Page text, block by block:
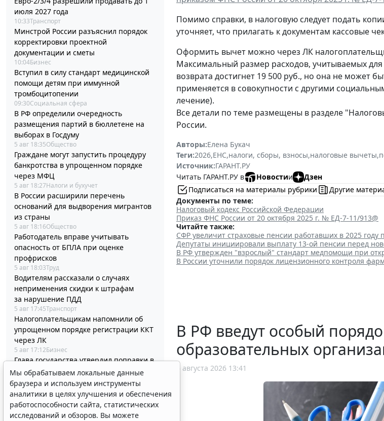
июля 2027 года
10:33Транспорт
Минстрой России разъяснил порядок
корректировки проектной
документации и сметы
10:04Бизнес
Вступил в силу стандарт медицинской
помощи детям при иммунной
тромбоцитопении
09:30Социальная сфера
В РФ определили очередность
размещения партий в бюллетене на
выборах в Госдуму
5 авг 18:35Общество
Граждане могут запустить процедуру
банкротства в упрощенном порядке
через МФЦ
5 авг 18:27Налоги и бухучет
В России расширили перечень
оснований для выдворения мигрантов
из страны
5 авг 18:16Общество
Работодатель вправе учитывать
опасность от БПЛА при оценке
профрисков
5 авг 18:03Труд
Водителям рассказали о случаях
неприменения скидки к штрафам
за нарушение ПДД
5 авг 17:45Транспорт
Налогоплательщикам напомнили об
упрощенном порядке регистрации ККТ
через ЛК
5 авг 17:12Бизнес
Глава государства утвердил поправки в
НК РФ для стабилизации топливного
рынка
5 авг 16:54Налоги и бухучет
Список актов для работ по
каталогизации в сфере
Помимо справки, в налоговую следует подать
уточняет, что прилагать к документам кассовые
Оформить вычет можно через ЛК
Максимальный размер расходов, учитываемых для
возврата достигнет 19 500 руб., но она не может
применяется в совокупности с другими
лечение).
Все детали по теме размещены в разделе
России.
Авторы:Елена Букач
Теги:2026,ЕНС,налоги, сборы, взносы,налоговые вычеты,
Источник:ГАРАНТ.РУ
Читать ГАРАНТ.РУ в
Новостии
Дзен
Подписаться на материалы рубрики
Другие
Документы по теме:
Налоговый кодекс Российской Федерации
Приказ ФНС России от 20 октября 2025 г. № ЕД-7-11/913@
Читайте также:
СФР увеличит страховые пенсии работавших в 2025 году
Депутаты инициировали выплату 13-ой пенсии перед
В РФ утвержден "взрослый" стандарт медпомощи при
В России уточнили порядок лицензионного контроля
В РФ введут особый
образовательных
6 августа 2026 13:41
Мы обрабатываем локальные данные
браузера и используем инструменты
аналитики в целях улучшения и обеспечения
работоспособности сайта, статистических
исследований и обзоров. Вы можете